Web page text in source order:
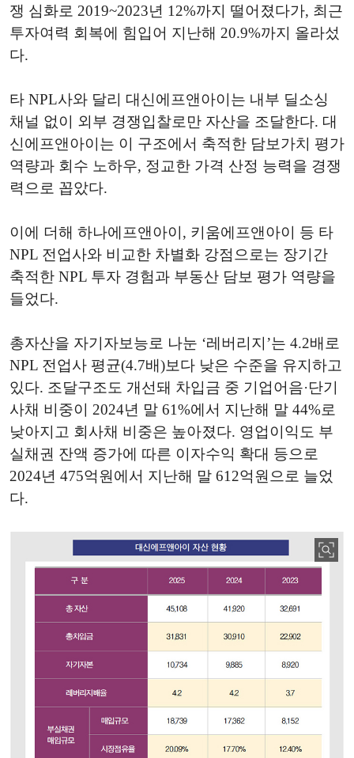
쟁 심화로 2019~2023년 12%까지 떨어졌다가, 최근
투자여력 회복에 힘입어 지난해 20.9%까지 올라섰
다.
타 NPL사와 달리 대신에프앤아이는 내부 딜소싱
채널 없이 외부 경쟁입찰로만 자산을 조달한다. 대
신에프앤아이는 이 구조에서 축적한 담보가치 평가
역량과 회수 노하우, 정교한 가격 산정 능력을 경쟁
력으로 꼽았다.
이에 더해 하나에프앤아이, 키움에프앤아이 등 타
NPL 전업사와 비교한 차별화 강점으로는 장기간
축적한 NPL 투자 경험과 부동산 담보 평가 역량을
들었다.
총자산을 자기자보능로 나눈 ‘레버리지’는 4.2배로
NPL 전업사 평균(4.7배)보다 낮은 수준을 유지하고
있다. 조달구조도 개선돼 차입금 중 기업어음·단기
사채 비중이 2024년 말 61%에서 지난해 말 44%로
낮아지고 회사채 비중은 높아졌다. 영업이익도 부
실채권 잔액 증가에 따른 이자수익 확대 등으로
2024년 475억원에서 지난해 말 612억원으로 늘었
다.